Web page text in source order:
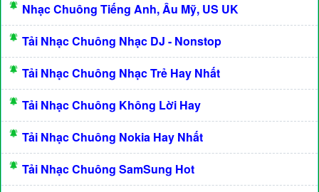
Nhạc Chuông Tiếng Anh, Âu Mỹ, US UK
Tải Nhạc Chuông Nhạc DJ - Nonstop
Tải Nhạc Chuông Nhạc Trẻ Hay Nhất
Tải Nhạc Chuông Không Lời Hay
Tải Nhạc Chuông Nokia Hay Nhất
Tải Nhạc Chuông SamSung Hot